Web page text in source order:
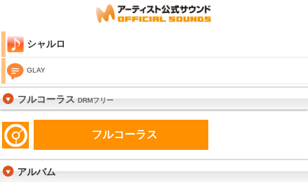
シャルロ
GLAY
フルコーラスDRMフリー
フルコーラス
アルバム